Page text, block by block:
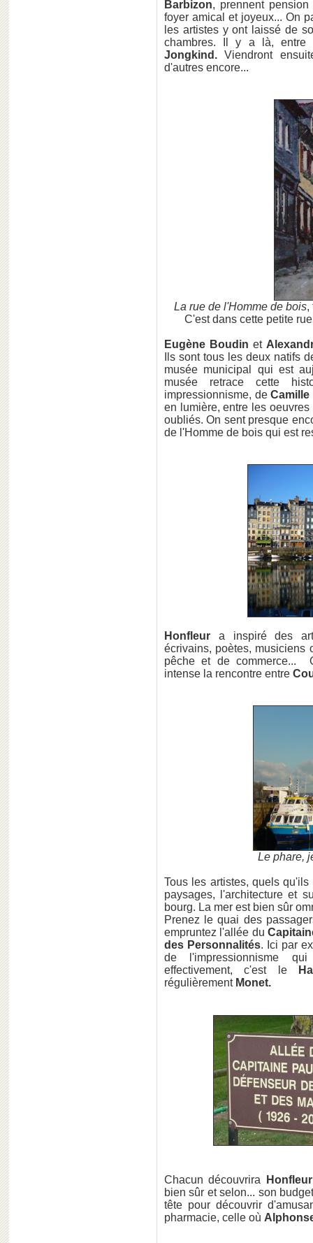
Barbizon, prennent
foyer amical et joyeux... On
les artistes y ont laissé de
chambres. Il y a là,
Jongkind. Viendront
d'autres encore...
La rue de l'Homme de bois,
C'est dans cette petite
Eugène Boudin et
Ils sont tous les deux natifs
musée municipal qui est
musée retrace cette
impressionnisme, deCamille
en lumière, entre les
oubliés. On sent presque
de l'Homme de bois qui est
Honfleur a inspiré des
écrivains, poètes, musiciens
pêche et de commerce...
intense la rencontre entre
Le phare,
Tous les artistes, quels
paysages, l'architecture et
bourg. La mer est bien sûr
Prenez le quai des
empruntez l'allée du
des Personnalités. Ici par
de l'impressionnisme
effectivement, c'est le
régulièrement Monet.
Chacun découvrira Honfleur
bien sûr et selon... son
tête pour découvrir
pharmacie, celle où